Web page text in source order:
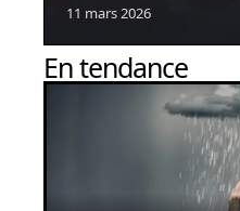
11 mars 2026
En tendance